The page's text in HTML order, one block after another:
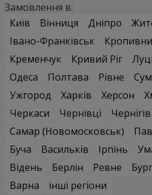
Замовлення в:
Київ
Вінниця Дніпро
Івано-Франківськ
Кременчук
Кривий Ріг
Одеса
Полтава Рівне
Ужгород
Харків Херсон
Черкаси
Чернівці
Чернігів
Самар (Новомосковськ)
Буча
Васильків Ірпінь
Відень
Берлін Ревне
Варна
інші регіони